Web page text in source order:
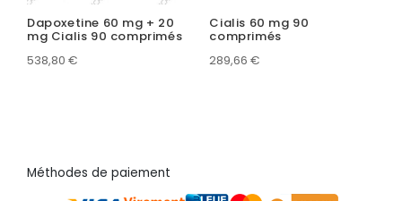
Dapoxetine 60 mg + 20
mg Cialis 90 comprimés
538,80 €
Cialis 60 mg 90
comprimés
289,66€
Méthodes de paiement